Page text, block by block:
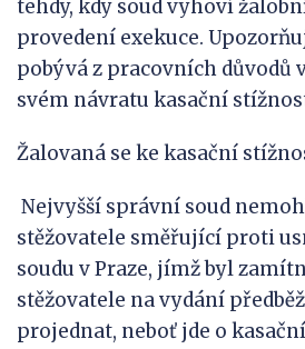
tehdy, kdy soud vyhoví
provedení exekuce.
pobývá z pracovních důvodů
svém návratu kasační
Žalovaná se ke kasační
Nejvyšší správní soud
stěžovatele směřující proti
soudu v Praze, jímž byl
stěžovatele na vydání
projednat, neboť jde o